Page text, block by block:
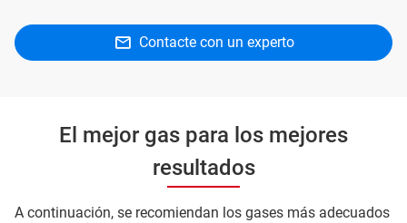
Contacte con un experto
El mejor gas para los mejores
resultados
A continuación, se recomiendan los gases más adecuados